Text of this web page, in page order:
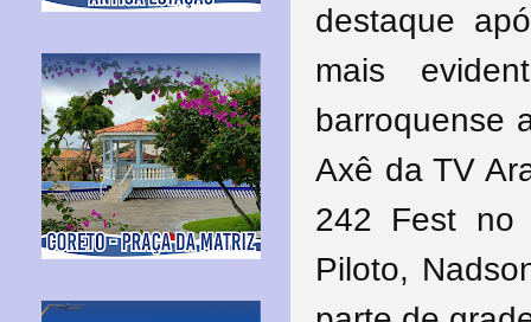
destaque
mais
barroquense
Axê da TV
242 Fest no
Piloto,